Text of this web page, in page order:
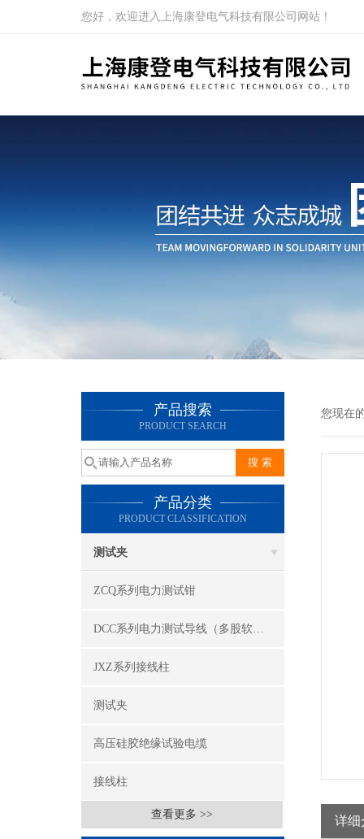
您好，欢迎进入上海康登电气科技有限公司网站！
产品搜索
PRODUCT SEARCH
产品分类
PRODUCT CLASSIFICATION
测试夹
ZCQ系列电力测试钳
DCC系列电力测试导线（多股软线）
JXZ系列接线柱
测试夹
高压硅胶绝缘试验电缆
接线柱
查看更多 >>
您现在
详细